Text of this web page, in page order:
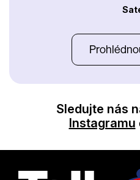
Sledujte nás
Instagramu